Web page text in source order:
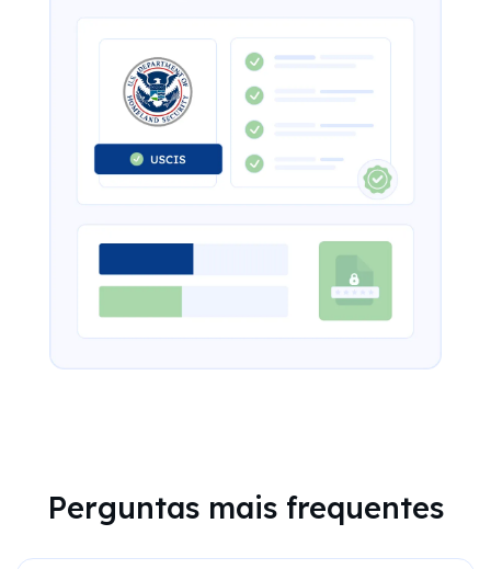
Perguntas mais frequentes